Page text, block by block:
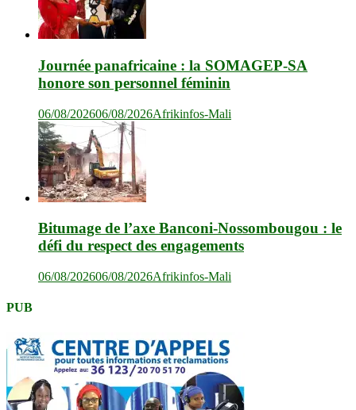
Journée panafricaine : la SOMAGEP-SA
honore son personnel féminin
06/08/202606/08/2026Afrikinfos-Mali
Bitumage de l’axe Banconi-Nossombougou : le
défi du respect des engagements
06/08/202606/08/2026Afrikinfos-Mali
PUB